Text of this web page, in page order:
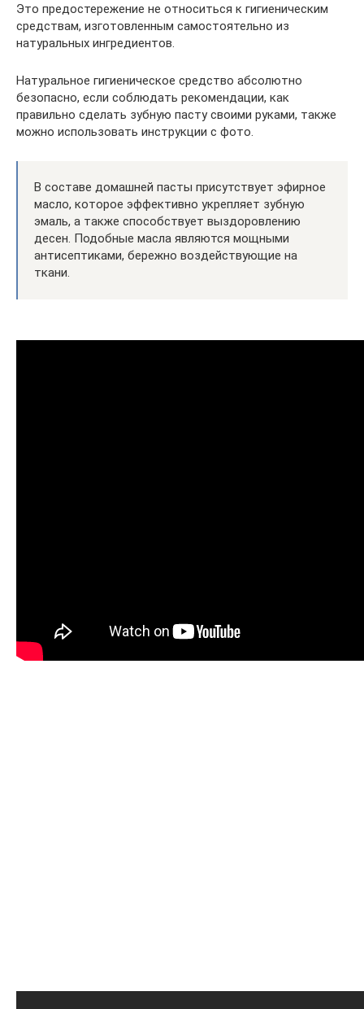
Это предостережение не относиться к гигиеническим
средствам, изготовленным самостоятельно из
натуральных ингредиентов.
Натуральное гигиеническое средство абсолютно
безопасно, если соблюдать рекомендации, как
правильно сделать зубную пасту своими руками, также
можно использовать инструкции с фото.
В составе домашней пасты присутствует эфирное
масло, которое эффективно укрепляет зубную
эмаль, а также способствует выздоровлению
десен. Подобные масла являются мощными
антисептиками, бережно воздействующие на
ткани.